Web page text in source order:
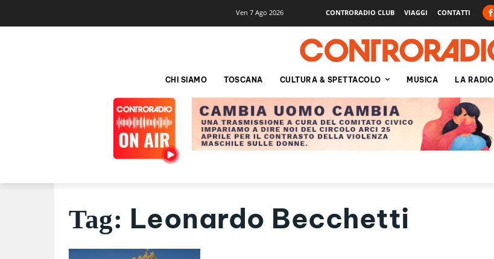
Ven 7 Ago 2026 CONTRORADIO CLUB VIAGGI CONTATTI
CHI SIAMO TOSCANA CULTURA & SPETTACOLO MUSICA LA RADIO
Tag: Leonardo Becchetti